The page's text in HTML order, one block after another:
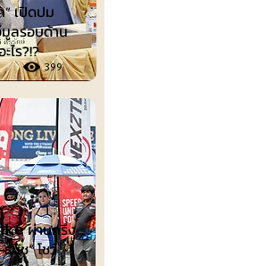
” เปิดปม
ลรอบด้าน
ไร?!?
399
ผ่านครึ่ง
นัช” โชว์